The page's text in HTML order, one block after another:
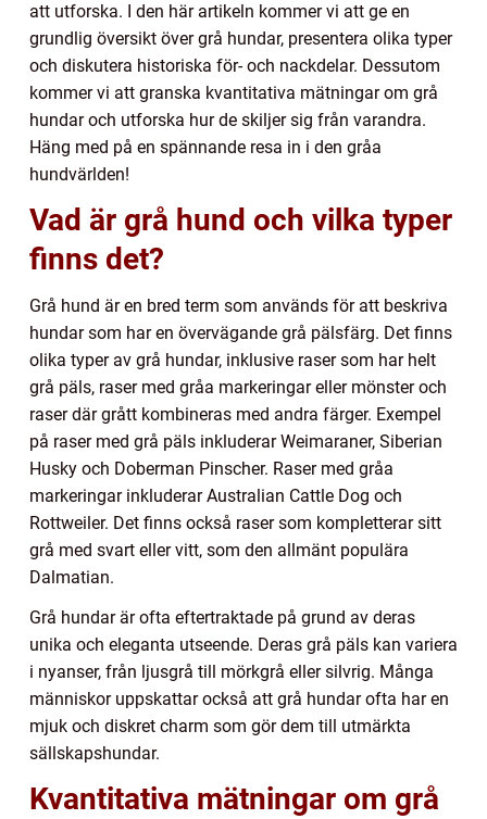
att utforska. I den här artikeln kommer vi att ge en
grundlig översikt över grå hundar, presentera olika typer
och diskutera historiska för- och nackdelar. Dessutom
kommer vi att granska kvantitativa mätningar om grå
hundar och utforska hur de skiljer sig från varandra.
Häng med på en spännande resa in i den gråa
hundvärlden!
Vad är grå hund och vilka typer
finns det?
Grå hund är en bred term som används för att beskriva
hundar som har en övervägande grå pälsfärg. Det finns
olika typer av grå hundar, inklusive raser som har helt
grå päls, raser med gråa markeringar eller mönster och
raser där grått kombineras med andra färger. Exempel
på raser med grå päls inkluderar Weimaraner, Siberian
Husky och Doberman Pinscher. Raser med gråa
markeringar inkluderar Australian Cattle Dog och
Rottweiler. Det finns också raser som kompletterar sitt
grå med svart eller vitt, som den allmänt populära
Dalmatian.
Grå hundar är ofta eftertraktade på grund av deras
unika och eleganta utseende. Deras grå päls kan variera
i nyanser, från ljusgrå till mörkgrå eller silvrig. Många
människor uppskattar också att grå hundar ofta har en
mjuk och diskret charm som gör dem till utmärkta
sällskapshundar.
Kvantitativa mätningar om grå